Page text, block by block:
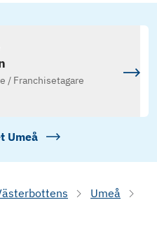
/ Franchisetagare
Umeå
Umeå